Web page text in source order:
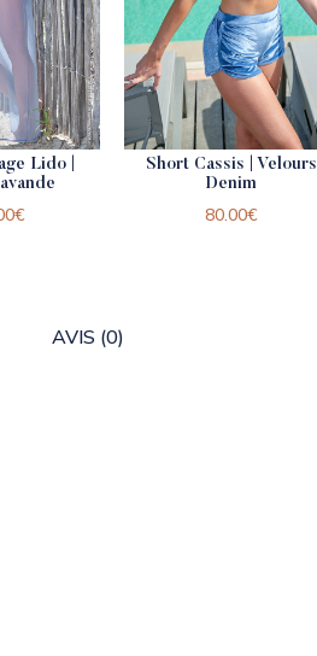
Lido |
€
Short Cassis | Velours
Denim
80.00€
AVIS (0)